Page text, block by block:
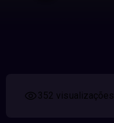
352 visualizações